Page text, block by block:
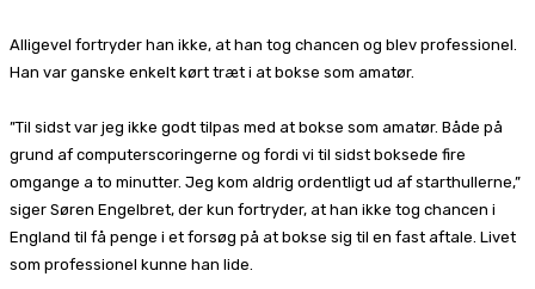
Alligevel fortryder han ikke, at han tog chancen og blev professionel.
Han var ganske enkelt kørt træt i at bokse som amatør.
”Til sidst var jeg ikke godt tilpas med at bokse som amatør. Både på
grund af computerscoringerne og fordi vi til sidst boksede fire
omgange a to minutter. Jeg kom aldrig ordentligt ud af starthullerne,”
siger Søren Engelbret, der kun fortryder, at han ikke tog chancen i
England til få penge i et forsøg på at bokse sig til en fast aftale. Livet
som professionel kunne han lide.